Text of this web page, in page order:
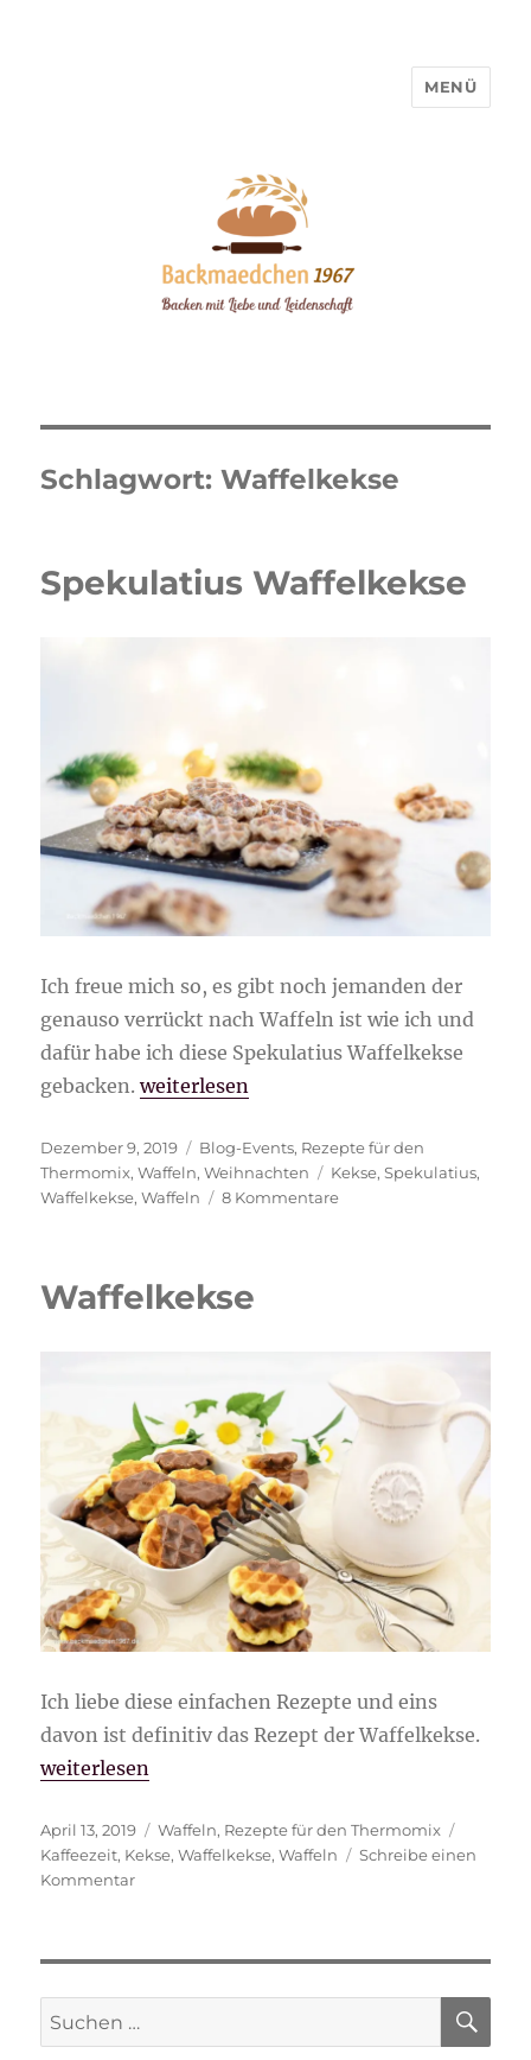
MENÜ
Schlagwort:Waffelkekse
Spekulatius Waffelkekse
Ich freue mich so, es gibt noch jemanden der
genauso verrückt nach Waffeln ist wie ich und
dafür habe ich diese Spekulatius Waffelkekse
gebacken.„Spekulatius Waffelkekse“
weiterlesen
Veröffentlicht
am
Dezember 9, 2019 Kategorien
Blog-Events, Rezepte für den
Thermomix,Waffeln,Weihnachten Schlagwörter
Kekse,Spekulatius,
Waffelkekse,Waffeln 8 Kommentarezu
Waffelkekse
Ich liebe diese einfachen Rezepte und eins
davon ist definitiv das Rezept der Waffelkekse.
„Waffelkekse“
weiterlesen
Veröffentlicht
am
April 13, 2019 Kategorien
Waffeln, Rezepte für den Thermomix
Kaffeezeit, Kekse,Waffelkekse,Waffeln
Schreibe einen
Kommentarzu
Suche
nach: